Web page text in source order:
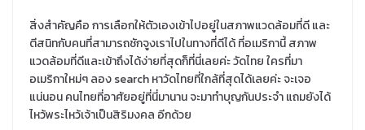
สิ่งสำคัญคือ การเลือกให้ตัวเองเข้าไปอยู่ในสภาพแวดล้อมที่ดี และ
ตีสนิทกับคนที่สามารถชักจูงเราไปในทางที่ดีได้ ที่อเมริกานี้ สภาพ
แวดล้อมที่ดีและเข้าถึงได้ง่ายที่สุดก็ที่นี่เลยค่ะ วัดไทย ใครที่มา
อเมริกาใหม่ๆ ลอง search หาวัดไทยที่ใกล้ที่สุดได้เลยค่ะ จะเจอ
แน่นอน คนไทยที่อาศัยอยู่ที่นี่มานาน จะมาทำบุญกันประจำ แถมยังได้
ไหว้พระไหว้เจ้าเป็นสิริมงคล อีกด้วย